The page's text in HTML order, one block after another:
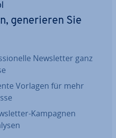
ge­ne­rie­ren Sie
News­let­ter ganz
Vorlagen für mehr
Kampagnen